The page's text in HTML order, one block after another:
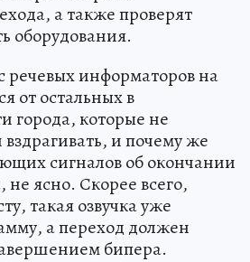
а также проверят
оборудования.
речевых информаторов на
от остальных в
города, которые не
и почему же
сигналов об окончании
не ясно. Скорее всего,
такая озвучка уже
а переход должен
бипера.